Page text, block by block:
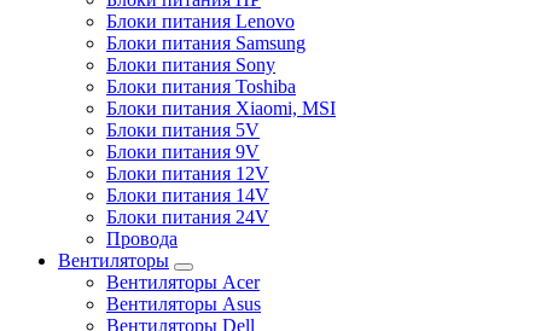
Блоки питания Lenovo
Блоки питания Samsung
Блоки питания Sony
Блоки питания Toshiba
Блоки питания Xiaomi, MSI
Блоки питания 5V
Блоки питания 9V
Блоки питания 12V
Блоки питания 14V
Блоки питания 24V
Провода
Вентиляторы
Вентиляторы Acer
Вентиляторы Asus
Вентиляторы Dell